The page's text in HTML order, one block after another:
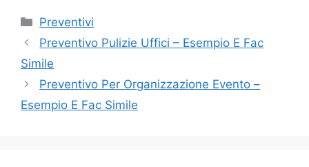
Categorie
Preventivi
Preventivo Pulizie Uffici – Esempio E Fac
Simile
Preventivo Per Organizzazione Evento –
Esempio E Fac Simile